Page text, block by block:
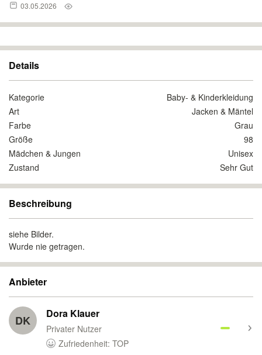
03.05.2026
Details
Kategorie
Baby- & Kinderkleidung
Art
Jacken & Mäntel
Farbe
Grau
Größe
98
Mädchen & Jungen
Unisex
Zustand
Sehr Gut
Beschreibung
siehe Bilder.
Wurde nie getragen.
Anbieter
DK Dora Klauer
Privater Nutzer
Zufriedenheit: TOP